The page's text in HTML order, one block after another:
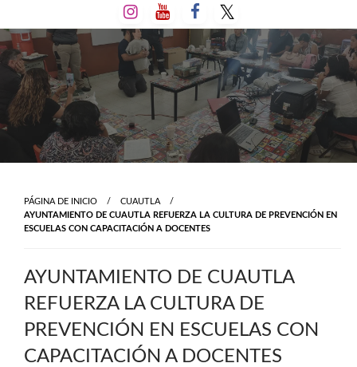
al
contenido
PÁGINA DE INICIO
CUAUTLA
AYUNTAMIENTO DE CUAUTLA REFUERZA LA CULTURA DE PREVENCIÓN EN
ESCUELAS CON CAPACITACIÓN A DOCENTES
AYUNTAMIENTO DE CUAUTLA
REFUERZA LA CULTURA DE
PREVENCIÓN EN ESCUELAS CON
CAPACITACIÓN A DOCENTES